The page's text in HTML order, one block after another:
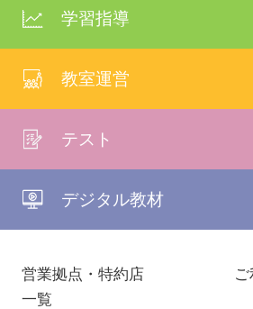
学習指導
教室運営
テスト
デジタル教材
営業拠点・特約店
一覧